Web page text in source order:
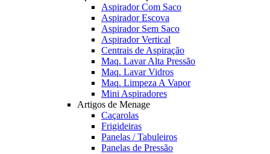
Aspirador Com Saco
Aspirador Escova
Aspirador Sem Saco
Aspirador Vertical
Centrais de Aspiração
Maq. Lavar Alta Pressão
Maq. Lavar Vidros
Maq. Limpeza A Vapor
Mini Aspiradores
Artigos de Menage
Caçarolas
Frigideiras
Panelas / Tabuleiros
Panelas de Pressão